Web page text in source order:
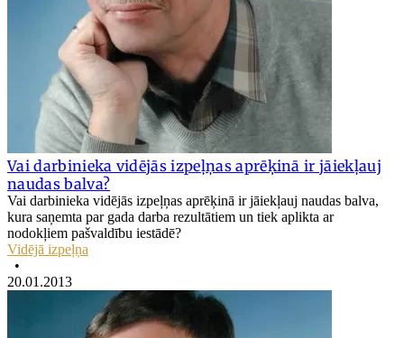
Vai darbinieka vidējās izpeļņas aprēķinā ir jāiekļauj
naudas balva?
Vai darbinieka vidējās izpeļņas aprēķinā ir jāiekļauj naudas balva,
kura saņemta par gada darba rezultātiem un tiek aplikta ar
nodokļiem pašvaldību iestādē?
Vidējā izpeļņa
•
20.01.2013